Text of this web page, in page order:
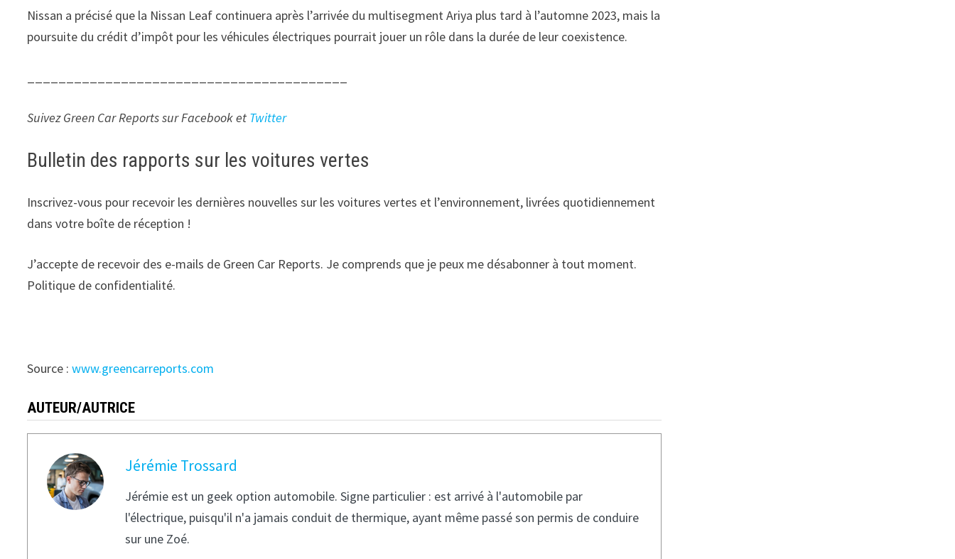
Nissan a précisé que la Nissan Leaf continuera après l’arrivée du multisegment Ariya plus tard à l’automne 2023, mais la
poursuite du crédit d’impôt pour les véhicules électriques pourrait jouer un rôle dans la durée de leur coexistence.
Suivez Green Car Reports surFacebooket Twitter
Bulletin des rapports sur les voitures vertes
Inscrivez-vous pour recevoir les dernières nouvelles sur les voitures vertes et l’environnement, livrées quotidiennement
dans votre boîte de réception !
J’accepte de recevoir des e-mails de Green Car Reports. Je comprends que je peux me désabonner à tout moment.
Politique de confidentialité.
Source :www.greencarreports.com
AUTEUR/AUTRICE
Jérémie Trossard
Jérémie est un geek option automobile. Signe particulier : est arrivé à l'automobile par
l'électrique, puisqu'il n'a jamais conduit de thermique, ayant même passé son permis de conduire
sur une Zoé.